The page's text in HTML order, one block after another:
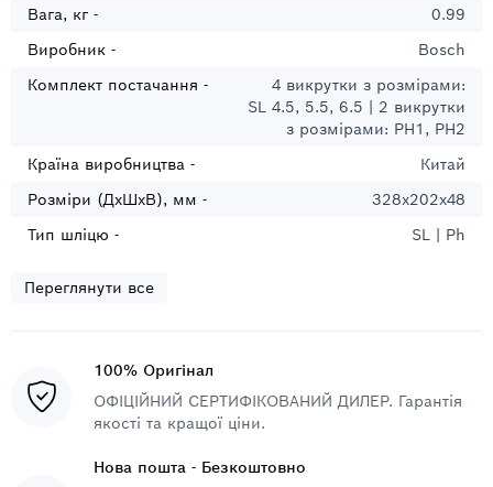
Вага, кг -
0.99
Виробник -
Bosch
Комплект постачання -
4 викрутки з розмірами:
SL 4.5, 5.5, 6.5 | 2 викрутки
з розмірами: PH1, PH2
Країна виробництва -
Китай
Розміри (ДхШхВ), мм -
328х202х48
Тип шліцю -
SL | Ph
Переглянути все
100% Оригінал
ОФІЦІЙНИЙ СЕРТИФІКОВАНИЙ ДИЛЕР. Гарантія
якості та кращої ціни.
Нова пошта - Безкоштовно